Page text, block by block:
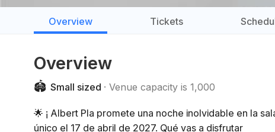
Overview Tickets
Overview
🏟️ Small sized Venue capacity is 1,000
🌟 ¡ Albert Pla promete una noche inolvidable en la
único el 17 de abril de 2027. Qué vas a disfrutar